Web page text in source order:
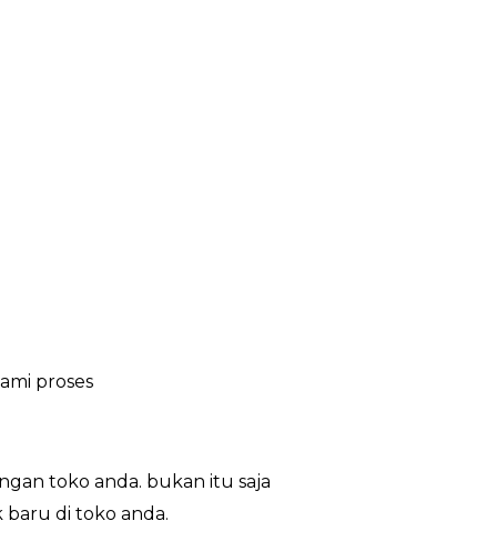
proses
toko anda. bukan itu saja
baru di toko anda.